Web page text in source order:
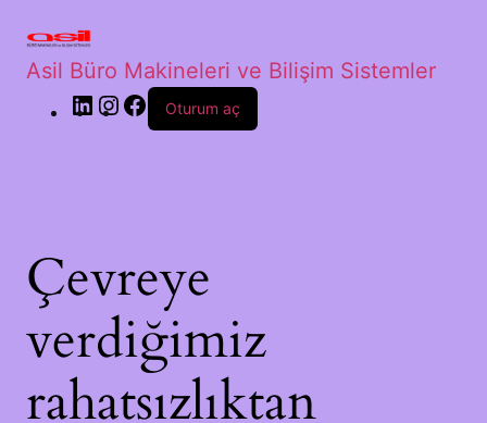
Asil Büro Makineleri ve Bilişim Sistemler
Oturum aç
Çevreye
verdiğimiz
rahatsızlıktan